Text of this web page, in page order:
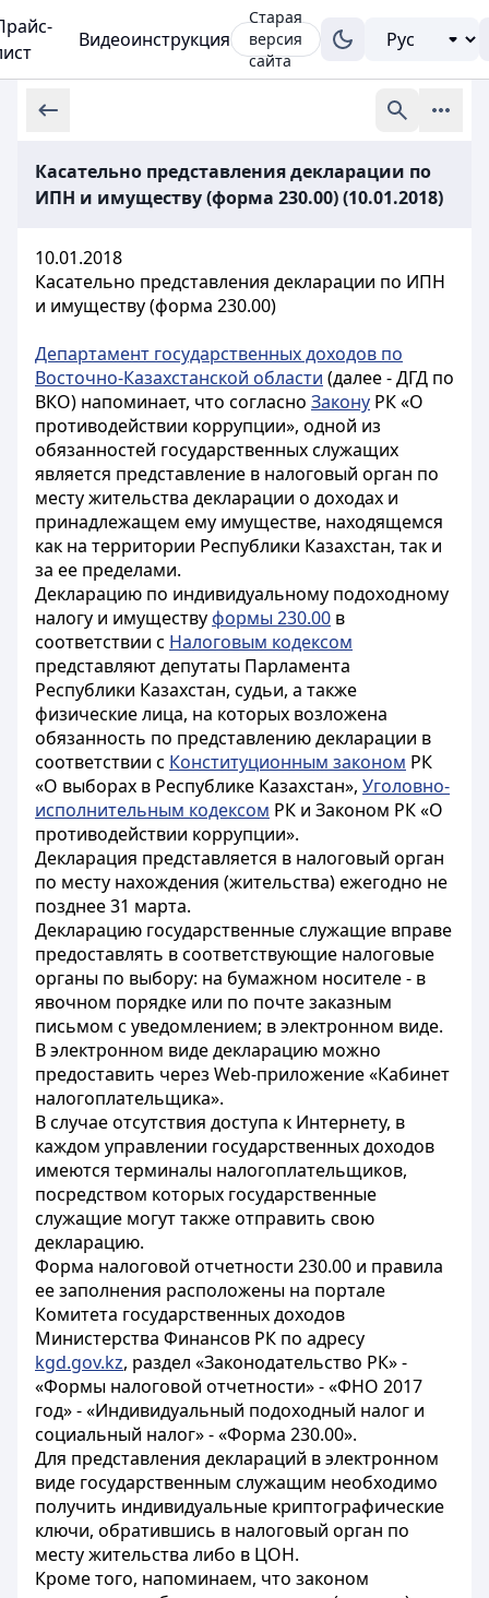
Видеоинструкция
Старая
версия
сайта
Касательно представления декларации по
ИПН и имуществу (форма 230.00) (10.01.2018)
10.01.2018
Касательно представления декларации по ИПН
и имуществу (форма 230.00)
Департамент государственных доходов по
Восточно-Казахстанской области (далее - ДГД по
ВКО) напоминает, что согласно Закону РК «О
противодействии коррупции», одной из
обязанностей государственных служащих
является представление в налоговый орган по
месту жительства декларации о доходах и
принадлежащем ему имуществе, находящемся
как на территории Республики Казахстан, так и
за ее пределами.
Декларацию по индивидуальному подоходному
налогу и имуществуформы 230.00 в
соответствии с Налоговым кодексом
представляютдепутаты Парламента
Республики Казахстан, судьи, а также
физические лица, на которых возложена
обязанность по представлению декларации в
соответствии с Конституционным законом РК
«О выборах в Республике Казахстан», Уголовно-
исполнительным кодексом РК и Законом РК «О
противодействии коррупции».
Декларация представляется в налоговый орган
по месту нахождения (жительства) ежегодно не
позднее 31 марта.
Декларацию государственные служащие вправе
предоставлять в соответствующие налоговые
органы по выбору: на бумажном носителе - в
явочном порядке или по почте заказным
письмом с уведомлением; в электронном виде.
В электронном виде декларацию можно
предоставить через Web-приложение «Кабинет
налогоплательщика».
В случае отсутствия доступа к Интернету, в
каждом управлении государственных доходов
имеются терминалы налогоплательщиков,
посредством которых государственные
служащие могут также отправить свою
декларацию.
Форма налоговой отчетности 230.00 и правила
ее заполнения расположены на портале
Комитета государственных доходов
Министерства Финансов РК по адресу
kgd.gov.kz, раздел «Законодательство РК» -
«Формы налоговой отчетности» - «ФНО 2017
год» - «Индивидуальный подоходный налог и
социальный налог» - «Форма 230.00».
Для представления деклараций в электронном
виде государственным служащим необходимо
получить индивидуальные криптографические
ключи, обратившись в налоговый орган по
месту жительства либо в ЦОН.
Кроме того, напоминаем, что законом